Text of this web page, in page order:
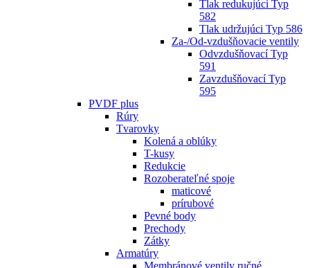
Tlak redukujúci Typ
582
Tlak udržujúci Typ 586
Za-/Od-vzdušňovacie ventily
Odvzdušňovací Typ
591
Zavzdušňovací Typ
595
PVDF plus
Rúry
Tvarovky
Kolená a oblúky
T-kusy
Redukcie
Rozoberateľné spoje
maticové
prírubové
Pevné body
Prechody
Zátky
Armatúry
Membránové ventily ručné